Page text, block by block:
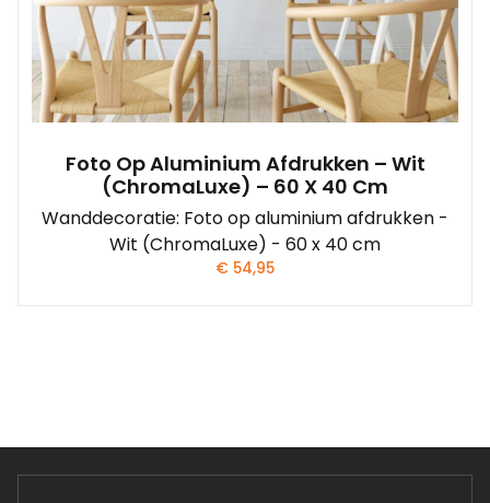
Foto Op Aluminium Afdrukken – Wit
(ChromaLuxe) – 60 X 40 Cm
Wanddecoratie: Foto op aluminium afdrukken -
Wit (ChromaLuxe) - 60 x 40 cm
€ 54,95